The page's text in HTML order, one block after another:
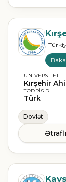
,
UNIVERSITET
TƏDRIS DILI
Türk
Dövlət